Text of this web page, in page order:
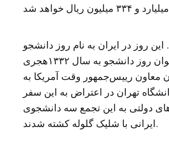
در ۱۶ آذر اعلام شود. این روز در ایران به نام روز دانشجو
نامگذاری شده است. علت نامگذاری ۱۶ آذر به عنوان روز دانشجو به سال ۱۳۳۲هجری
معاون رییس‌جمهور وقت آمریکا به
تهران در اعتراض به این سفر
دولتی به این تجمع سه دانشجوی
ایرانی با شلیک گلوله کشته شدند.